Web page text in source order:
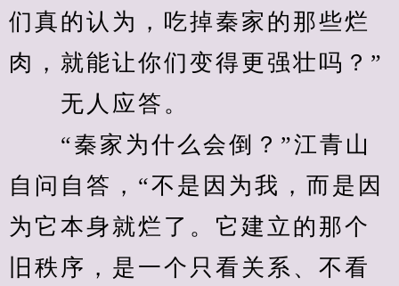
们真的认为，吃掉秦家的那些烂
肉，就能让你们变得更强壮吗？”
无人应答。
“秦家为什么会倒？”江青山
自问自答，“不是因为我，而是因
为它本身就烂了。它建立的那个
旧秩序，是一个只看关系、不看